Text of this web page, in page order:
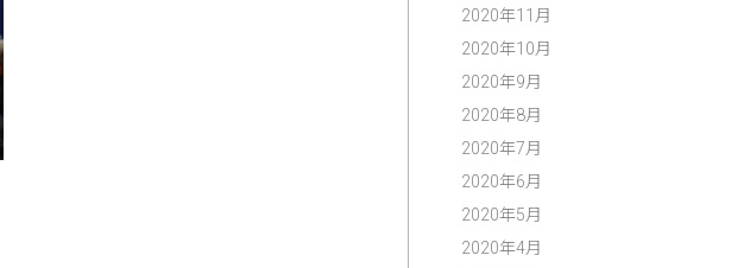
2020年11月
2020年10月
2020年9月
2020年8月
2020年7月
2020年6月
2020年5月
2020年4月